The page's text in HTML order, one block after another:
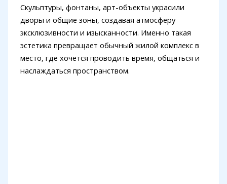
Скульптуры, фонтаны, арт-объекты украсили
дворы и общие зоны, создавая атмосферу
эксклюзивности и изысканности. Именно такая
эстетика превращает обычный жилой комплекс в
место, где хочется проводить время, общаться и
наслаждаться пространством.